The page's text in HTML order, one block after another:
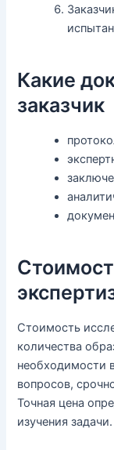
Какие
заказчик
Стоимость
количества
необходимости
вопросов,
Точная цена
изучения задачи.